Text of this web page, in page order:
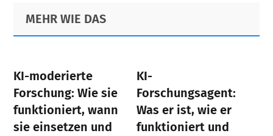
Primary
Sidebar
Footer
MEHR WIE DAS
KI-moderierte
Forschung: Wie sie
funktioniert, wann
sie einsetzen und
KI-
Forschungsagent:
Was er ist, wie er
funktioniert und